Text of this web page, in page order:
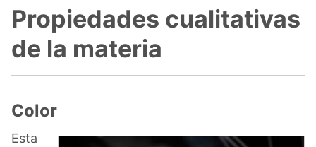
Propiedades cualitativas
de la materia
Color
Esta